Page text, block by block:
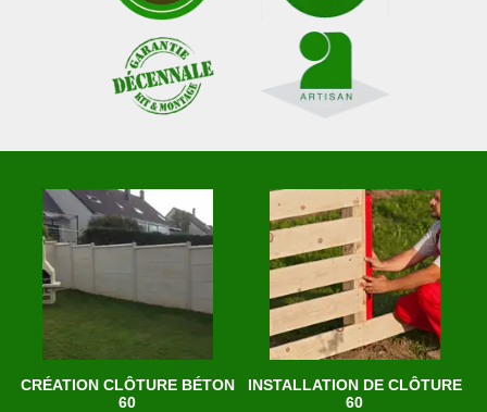
CRÉATION CLÔTURE BÉTON
60
INSTALLATION DE CLÔTURE
60